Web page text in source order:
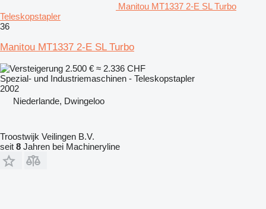
Manitou MT1337 2-E SL Turbo
Teleskopstapler
36
Manitou MT1337 2-E SL Turbo
2.500 € ≈ 2.336 CHF
Spezial- und Industriemaschinen - Teleskopstapler
2002
Niederlande, Dwingeloo
Troostwijk Veilingen B.V.
seit 8 Jahren bei Machineryline